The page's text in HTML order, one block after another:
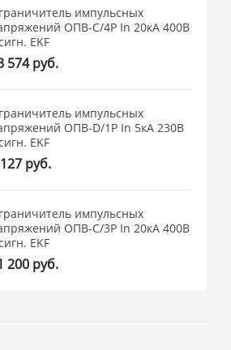
импульсных
ОПВ-C/4P In 20кА 400В
EKF
574 руб.
импульсных
ОПВ-D/1P In 5кА 230В
EKF
руб.
импульсных
ОПВ-C/3P In 20кА 400В
EKF
200 руб.